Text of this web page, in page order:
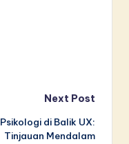
Next Post
Psikologi di Balik UX:
Tinjauan Mendalam